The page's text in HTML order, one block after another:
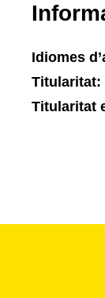
Idiomes
Titularitat:
Titularitat